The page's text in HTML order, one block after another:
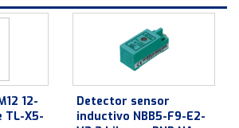
12-
TL-X5-
Detector sensor
inductivo NBB5-F9-E2-